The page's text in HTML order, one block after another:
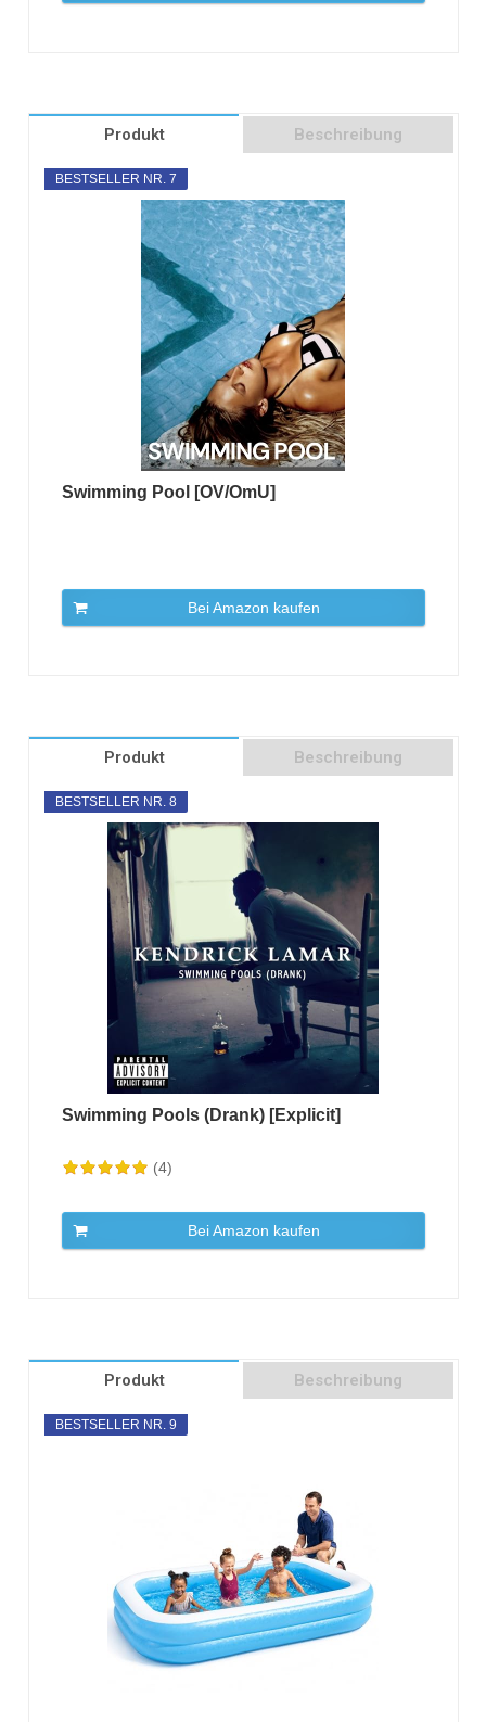
Produkt Beschreibung
BESTSELLER NR. 7
Swimming Pool [OV/OmU]
Bei Amazon kaufen
Produkt Beschreibung
BESTSELLER NR. 8
Swimming Pools (Drank) [Explicit]
(4)
Bei Amazon kaufen
Produkt Beschreibung
BESTSELLER NR. 9